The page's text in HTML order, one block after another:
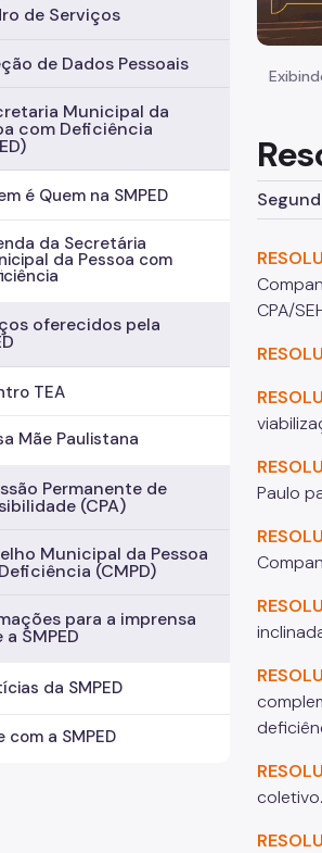
de Serviços
de Dados Pessoais
Municipal da
com Deficiência
é Quem na SMPED
da Secretária
da Pessoa com
oferecidos pela
TEA
Mãe Paulistana
Permanente de
(CPA)
Municipal da Pessoa
(CMPD)
para a imprensa
SMPED
da SMPED
com a SMPED
CPA/
Paulo
coletivo.